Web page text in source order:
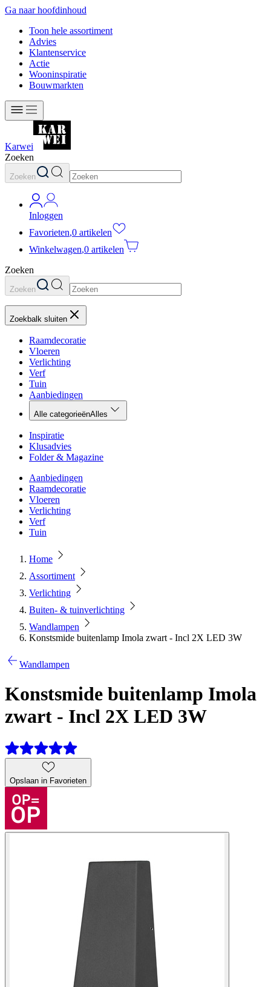
Ga naar hoofdinhoud
Toon hele assortiment
Advies
Klantenservice
Actie
Wooninspiratie
Bouwmarkten
Karwei
Zoeken
Zoeken
Inloggen
Favorieten,0 artikelen
Winkelwagen,0 artikelen
Zoeken
Zoeken
Zoekbalk sluiten
Raamdecoratie
Vloeren
Verlichting
Verf
Tuin
Aanbiedingen
Alle categorieënAlles
Inspiratie
Klusadvies
Folder & Magazine
Aanbiedingen
Raamdecoratie
Vloeren
Verlichting
Verf
Tuin
Home
Assortiment
Verlichting
Buiten- & tuinverlichting
Wandlampen
Konstsmide buitenlamp Imola zwart - Incl 2X LED 3W
Wandlampen
Konstsmide buitenlamp Imola
zwart - Incl 2X LED 3W
Opslaan in Favorieten